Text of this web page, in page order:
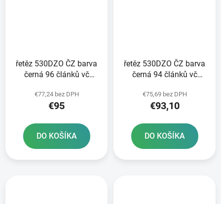
řetěz 530DZO ČZ barva
černá 96 článků vč
€77,24 bez DPH
€95
DO KOŠÍKA
řetěz 530DZO ČZ barva
černá 94 článků vč
€75,69 bez DPH
€93,10
DO KOŠÍKA